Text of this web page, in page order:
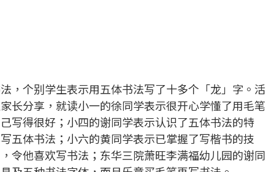
，个别学生表示用五体书法写了十多个「龙」字。活
长分享，就读小一的徐同学表示很开心学懂了用毛笔
写得很好；小四的谢同学表示认识了五体书法的特
五体书法；小六的黄同学表示已掌握了写楷书的技
令他喜欢写书法；东华三院萧旺李满福幼儿园的谢同